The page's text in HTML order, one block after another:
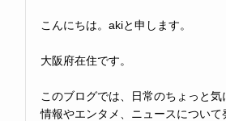
こんにちは。akiと申します。
大阪府在住です。
このブログでは、日常のちょっと気
情報やエンタメ、ニュースについて